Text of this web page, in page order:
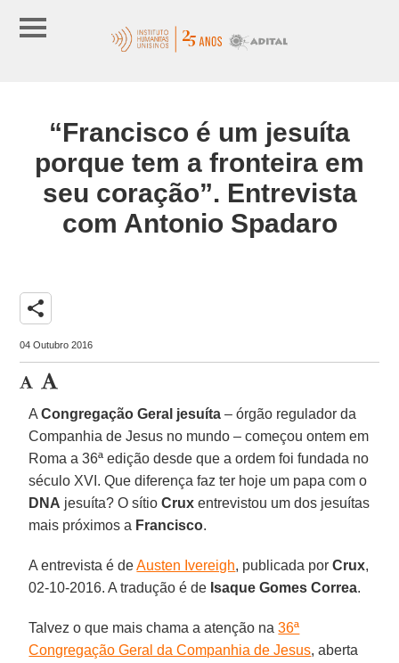
“Francisco é um jesuíta
porque tem a fronteira em
seu coração”. Entrevista
com Antonio Spadaro
share
04 Outubro 2016
ACongregação Geral jesuíta – órgão regulador da
Companhia de Jesus no mundo – começou ontem em
Roma a 36ª edição desde que a ordem foi fundada no
século XVI. Que diferença faz ter hoje um papa com o
DNA jesuíta? O sítioCrux entrevistou um dos jesuítas
mais próximos a Francisco.
A entrevista é deAusten Ivereigh, publicada porCrux,
02-10-2016. A tradução é de Isaque Gomes Correa.
Talvez o que mais chama a atenção na36ª
Congregação Geral da Companhia de Jesus, aberta